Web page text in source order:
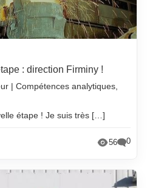
: direction Firminy !
| Compétences analytiques,
étape ! Je suis très […]
56 0